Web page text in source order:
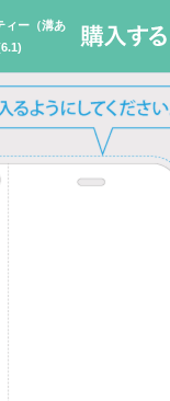
ィー（溝あ